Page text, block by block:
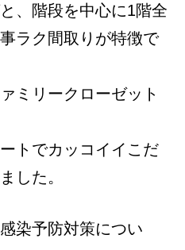
、階段を中心に1階全
ラク間取りが特徴で
ミリークローゼット
トでカッコイイこだ
した。
染予防対策につい